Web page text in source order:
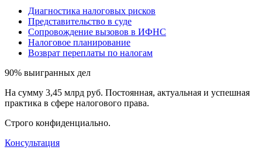
Диагностика налоговых рисков
Представительство в суде
Сопровождение вызовов в ИФНС
Налоговое планирование
Возврат переплаты по налогам
90% выигранных дел
На сумму 3,45 млрд руб. Постоянная, актуальная и успешная
практика в сфере налогового права.
Строго конфиденциально.
Консультация